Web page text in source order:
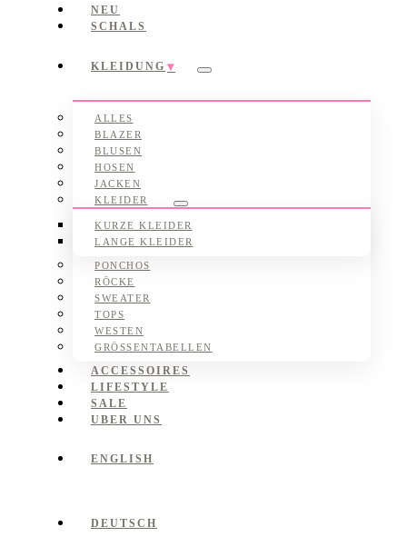
NEU
SCHALS
KLEIDUNG
Submenu
ALLES
BLAZER
BLUSEN
HOSEN
JACKEN
KLEIDER
Submenu
KURZE KLEIDER
LANGE KLEIDER
PONCHOS
RÖCKE
SWEATER
TOPS
WESTEN
GRÖSSENTABELLEN
ACCESSOIRES
LIFESTYLE
SALE
UBER UNS
ENGLISH
DEUTSCH